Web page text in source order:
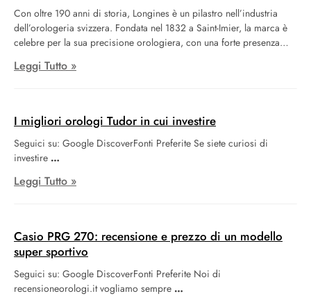
Con oltre 190 anni di storia, Longines è un pilastro nell’industria
dell’orologeria svizzera. Fondata nel 1832 a Saint-Imier, la marca è
celebre per la sua precisione orologiera, con una forte presenza
il Longines Spirit Zulu Time 39mm, celebra appunto l’audacia degli
Leggi Tutto »
I migliori orologi Tudor in cui investire
Seguici su: Google DiscoverFonti Preferite Se siete curiosi di
investire
Leggi Tutto »
Casio PRG 270: recensione e prezzo di un modello
super sportivo
Seguici su: Google DiscoverFonti Preferite Noi di
recensioneorologi.it vogliamo sempre